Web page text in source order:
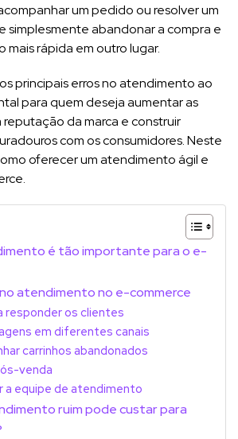
um pedido ou resolver um
simplesmente abandonar a compra e
mais rápida em outro lugar.
principais erros no atendimento ao
para quem deseja aumentar as
da marca e construir
com os consumidores. Neste
oferecer um atendimento ágil e
é tão importante para o e-
atendimento no e-commerce
responder os clientes
em diferentes canais
carrinhos abandonados
venda
a equipe de atendimento
ruim pode custar para